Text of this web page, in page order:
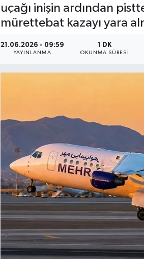
uçağı inişin ardından
mürettebat kazayı yara
21.06.2026 - 09:59
YAYINLANMA
1 DK
OKUNMA SÜRESI